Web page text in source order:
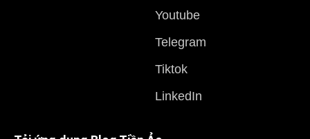
Youtube
Telegram
Tiktok
LinkedIn